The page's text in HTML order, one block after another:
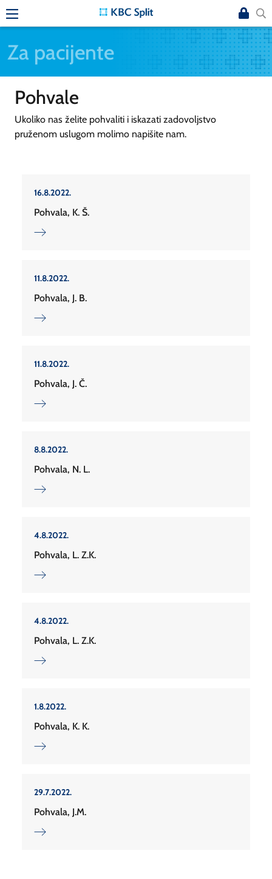
Za pacijente
Pohvale
Ukoliko nas želite pohvaliti i iskazati zadovoljstvo
pruženom uslugom molimo napišite nam.
16.8.2022.
Pohvala, K. Š.
11.8.2022.
Pohvala, J. B.
11.8.2022.
Pohvala, J. Č.
8.8.2022.
Pohvala, N. L.
4.8.2022.
Pohvala, L. Z.K.
4.8.2022.
Pohvala, L. Z.K.
1.8.2022.
Pohvala, K. K.
29.7.2022.
Pohvala, J.M.